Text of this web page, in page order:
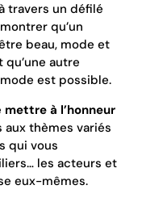
travers un défilé
qu’un
beau, mode et
autre
est possible.
mettre à l’honneur
aux thèmes variés
qui vous
les acteurs et
eux-mêmes.